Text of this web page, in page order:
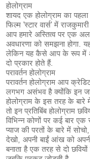
होलोग्राम
शायद एक होलोग्राम का
फिल्म 'स्टार वार्स' में
आप हमारे अस्तित्व पर एक
अवधारणा को समझना होगा.
लेकिन यह कैसे आप के रूप में
दो प्रकार होते हैं.
परावर्तन होलोग्राम
परावर्तन होलोग्राम आप
लगभग असंभव है क्योंकि इन
होलोग्राम के इस तरह के बारे
तो इन प्रतिबिंब होलोग्राम
विभिन्न कोणों पर कई बार
प्याज की परतों के बारे में
देखो, अपनी बाईं आंख को
बनाता है एक तरह से दो